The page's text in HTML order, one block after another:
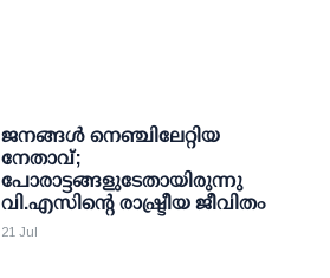
ജനങ്ങള്‍ നെഞ്ചിലേറ്റിയ
നേതാവ്;
പോരാട്ടങ്ങളുടേതായിരുന്നു
വി.എസിന്റെ രാഷ്ട്രീയ ജീവിതം
21 Jul